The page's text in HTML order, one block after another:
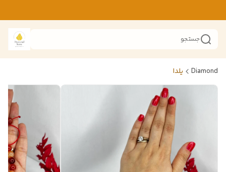
جستجو
Diamond یلدا